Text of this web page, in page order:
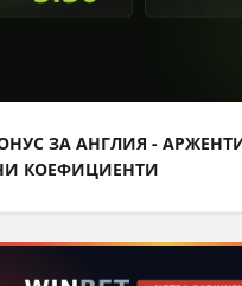
ЗА АНГЛИЯ -
КОЕФИЦИЕНТИ